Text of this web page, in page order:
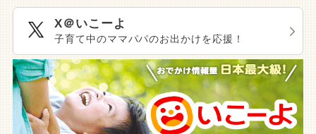
X＠いこーよ
子育て中のママパパのお出かけを応援！